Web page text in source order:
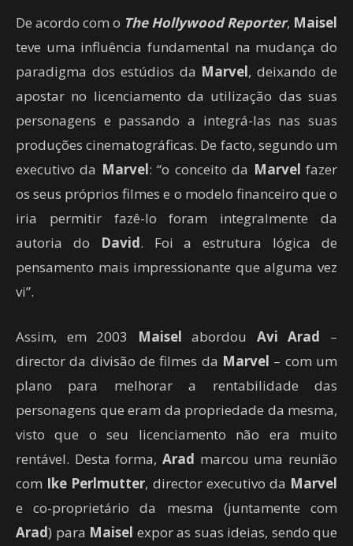
De acordo com o The Hollywood Reporter, Maisel
teve uma influência fundamental na mudança do
paradigma dos estúdios da Marvel, deixando de
apostar no licenciamento da utilização das suas
personagens e passando a integrá-las nas suas
produções cinematográficas. De facto, segundo um
executivo da Marvel: “o conceito da Marvel fazer
os seus próprios filmes e o modelo financeiro que o
iria permitir fazê-lo foram integralmente da
autoria do David. Foi a estrutura lógica de
pensamento mais impressionante que alguma vez
vi”.
Assim, em 2003 Maisel abordou Avi Arad –
director da divisão de filmes da Marvel – com um
plano para melhorar a rentabilidade das
personagens que eram da propriedade da mesma,
visto que o seu licenciamento não era muito
rentável. Desta forma, Arad marcou uma reunião
com Ike Perlmutter, director executivo da Marvel
e co-proprietário da mesma (juntamente com
Arad) para Maisel expor as suas ideias, sendo que